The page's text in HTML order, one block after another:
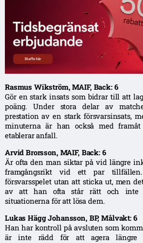
Rasmus Wikström, MAIF, Back: 6
Gör en stark insats som bidrar till att
poäng. Under stora delar av
prestation av en stark försvarsinsats,
minuterna är han också med
etablerar anfall.
Arvid Brorsson, MAIF, Back: 6
Är ofta den man siktar på vid längre
framgångsrikt vid ett par
försvarsspelet utan att sticka ut, men
av att han ofta står rätt och inte
situationerna för att lösa dem.
Lukas Hägg Johansson, BP, Målvakt: 6
Han har kontroll på avsluten som
är inte rädd för att agera längre